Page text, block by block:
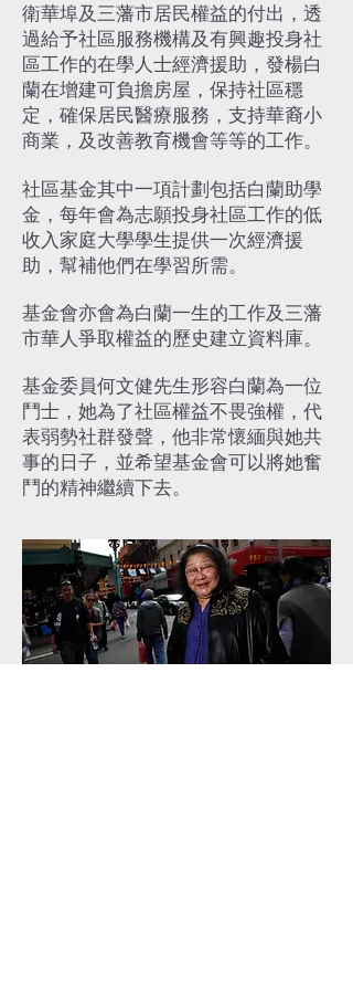
衛華埠及三藩市居民權益的付出，透
過給予社區服務機構及有興趣投身社
區工作的在學人士經濟援助，發楊白
蘭在增建可負擔房屋，保持社區穩
定，確保居民醫療服務，支持華裔小
商業，及改善教育機會等等的工作。
社區基金其中一項計劃包括白蘭助學
金，每年會為志願投身社區工作的低
收入家庭大學學生提供一次經濟援
助，幫補他們在學習所需。
基金會亦會為白蘭一生的工作及三藩
市華人爭取權益的歷史建立資料庫。
基金委員何文健先生形容白蘭為一位
鬥士，她為了社區權益不畏強權，代
表弱勢社群發聲，他非常懷緬與她共
事的日子，並希望基金會可以將她奮
鬥的精神繼續下去。